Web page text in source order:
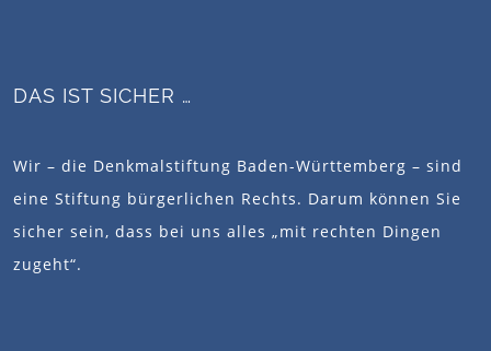
DAS IST SICHER …
Wir – die Denkmalstiftung Baden-Württemberg – sind
eine Stiftung bürgerlichen Rechts. Darum können Sie
sicher sein, dass bei uns alles „mit rechten Dingen
zugeht“.